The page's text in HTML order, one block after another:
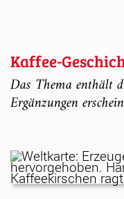
Kaffee-
Das Thema enthält
Ergänzungen